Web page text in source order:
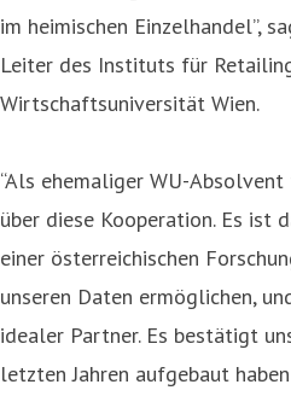
im heimischen Einzelhandel”,
Leiter des Instituts für
Wirtschaftsuniversität Wien.
“Als ehemaliger WU-
über diese Kooperation. Es ist
einer österreichischen
unseren Daten ermöglichen,
idealer Partner. Es bestätigt
letzten Jahren aufgebaut